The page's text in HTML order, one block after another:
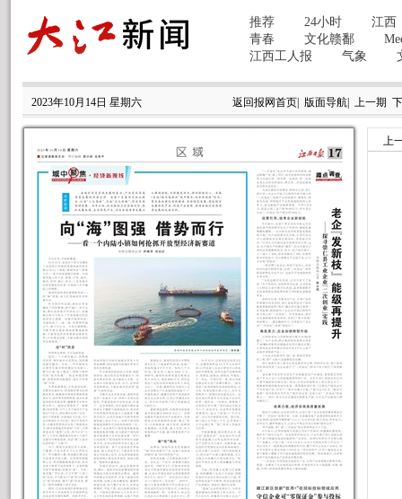
2023年10月14日 星期六 返回报网首页| 版面导航| 上一期
上